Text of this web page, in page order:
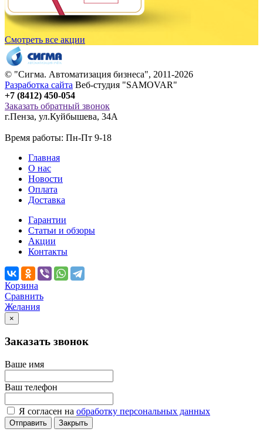
Смотреть все акции
© "Сигма. Автоматизация бизнеса", 2011-2026
Разработка сайта Веб-студия "SAMOVAR"
+7 (8412) 450-054
Заказать обратный звонок
г.Пенза, ул.Куйбышева, 34А
Время работы: Пн-Пт 9-18
Главная
О нас
Новости
Оплата
Доставка
Гарантии
Статьи и обзоры
Акции
Контакты
Корзина
Сравнить
Желания
×
Заказать звонок
Ваше имя
Ваш телефон
Я согласен на обработку персональных данных
Отправить Закрыть